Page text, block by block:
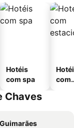
Hotéis
com spa
com
Chaves